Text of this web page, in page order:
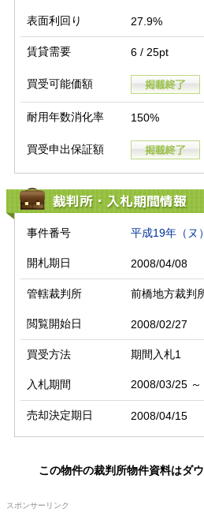
表面利回り 27.9%
賃貸需要 6 / 25pt
買受可能価額
耐用年数消化率 150%
買受申出保証額
裁判所・入札期間情報
事件番号 平成19年（ヌ
開札期日 2008/04/08
管轄裁判所 前橋地方裁判
閲覧開始日 2008/02/27
買受方法 期間入札1
入札期間 2008/03/25
売却決定期日 2008/04/15
この物件の裁判所物件資料はダ
スポンサーリンク